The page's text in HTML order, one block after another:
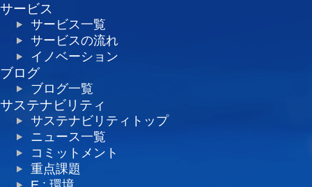
サービス
サービス一覧
サービスの流れ
イノベーション
ブログ
ブログ一覧
サステナビリティ
サステナビリティトップ
ニュース一覧
コミットメント
重点課題